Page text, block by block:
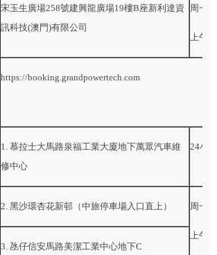
宋玉生廣場258號建興龍廣場19樓B座新利達資
訊科技(澳門)有限公司
周一
上午
https://booking.grandpowertech.com
1. 慕拉士大馬路泉福工業大廈地下萬眾汽車維
修中心
24小
2. 黑沙環杏花新邨（中旅停車場入口直上） 周一
上午
3. 氹仔信安馬路美潔工業中心地下C